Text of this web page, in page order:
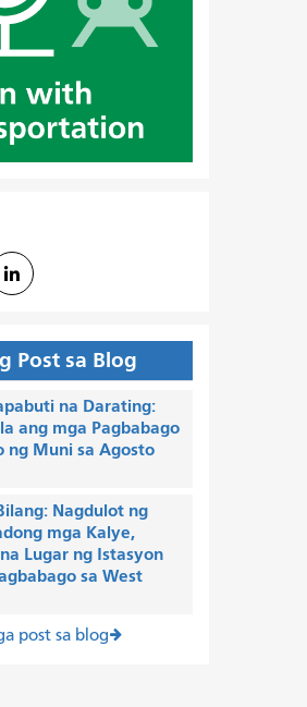

Post sa Blog
na Darating:
ang mga Pagbabago
ng Muni sa Agosto
Nagdulot ng
mga Kalye,
Lugar ng Istasyon
sa West
post sa blog